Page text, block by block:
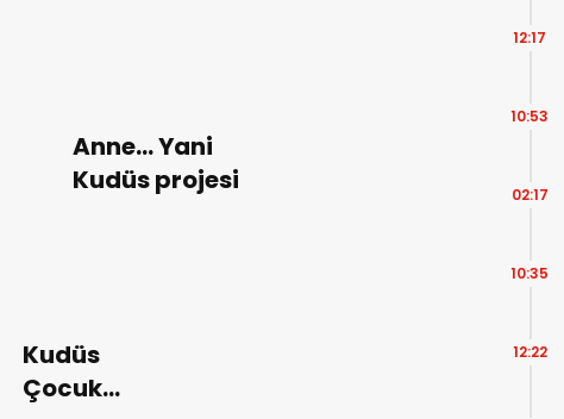
Anne… Yani
Kudüs projesi
Kudüs
Çocuk
12:17
10:53
02:17
10:35
12:22